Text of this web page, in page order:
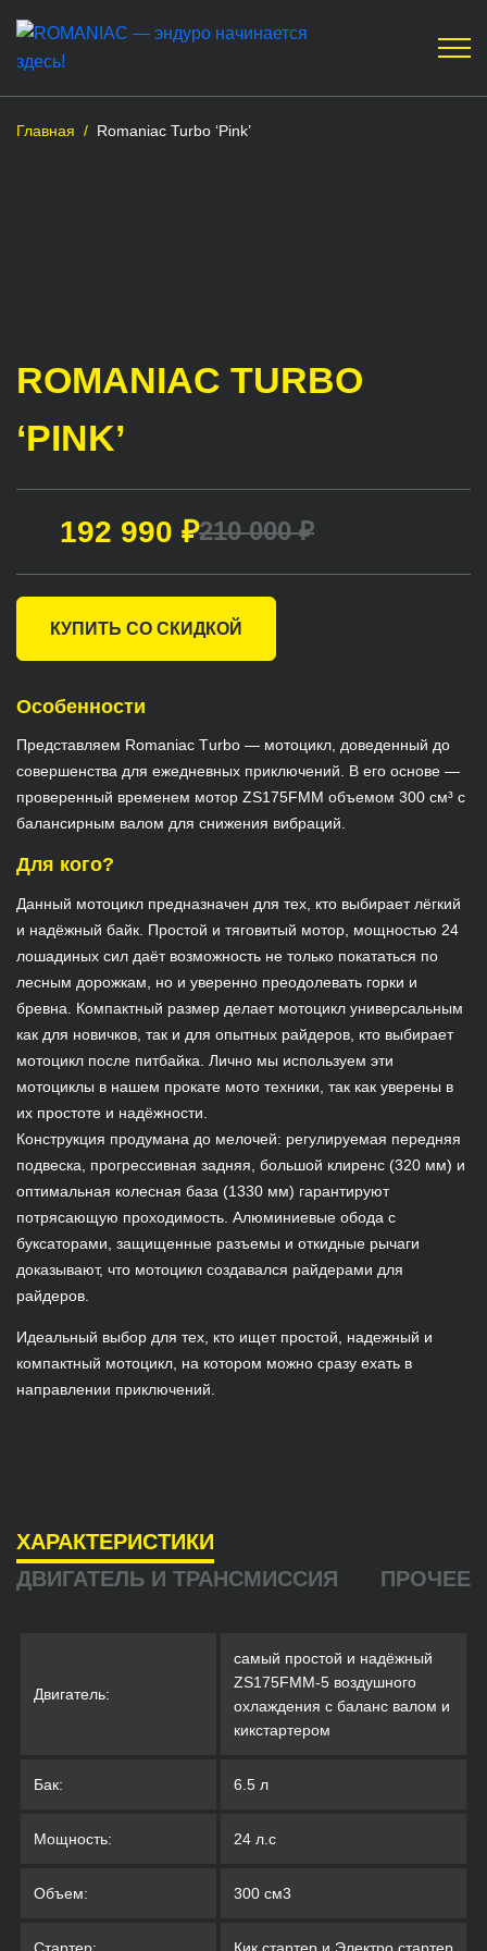
Главная / Romaniac Turbo ‘Pink’
ROMANIAC TURBO
‘PINK’
192 990 ₽210 000 ₽
КУПИТЬ СО СКИДКОЙ
Особенности
Представляем Rоmаniас Тurbо — мотоцикл, доведенный до
совершенства для ежедневных приключений. В его основе —
проверенный временем мотор ZS175FММ объемом 300 см³ с
балансирным валом для снижения вибраций.
Для кого?
Данный мотоцикл предназначен для тех, кто выбирает лёгкий
и надёжный байк. Простой и тяговитый мотор, мощностью 24
лошадиных сил даёт возможность не только покататься по
лесным дорожкам, но и уверенно преодолевать горки и
бревна. Компактный размер делает мотоцикл универсальным
как для новичков, так и для опытных райдеров, кто выбирает
мотоцикл после питбайка. Лично мы используем эти
мотоциклы в нашем прокате мото техники, так как уверены в
их простоте и надёжности.
Конструкция продумана до мелочей: регулируемая передняя
подвеска, прогрессивная задняя, большой клиренс (320 мм) и
оптимальная колесная база (1330 мм) гарантируют
потрясающую проходимость. Алюминиевые обода с
буксаторами, защищенные разъемы и откидные рычаги
доказывают, что мотоцикл создавался райдерами для
райдеров.
Идеальный выбор для тех, кто ищет простой, надежный и
компактный мотоцикл, на котором можно сразу ехать в
направлении приключений.
ХАРАКТЕРИСТИКИ
ДВИГАТЕЛЬ И ТРАНСМИССИЯ
ПРОЧЕЕ
Двигатель:
самый простой и надёжный
ZS175FMM-5 воздушного
охлаждения с баланс валом и
кикстартером
Бак: 6.5 л
Мощность: 24 л.с
Объем: 300 cм3
Стартер: Кик стартер и Электро стартер